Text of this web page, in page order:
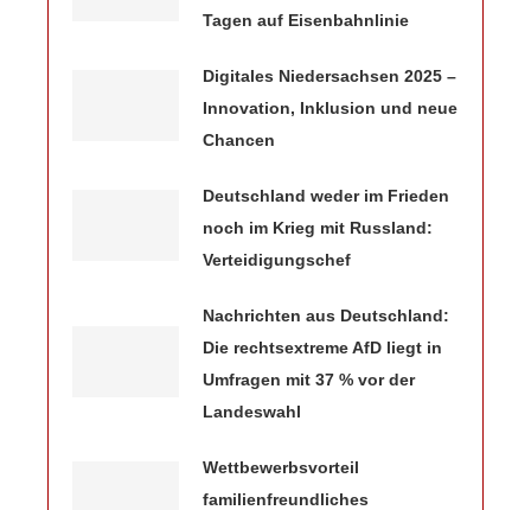
Tagen auf Eisenbahnlinie
Digitales Niedersachsen 2025 –
Innovation, Inklusion und neue
Chancen
Deutschland weder im Frieden
noch im Krieg mit Russland:
Verteidigungschef
Nachrichten aus Deutschland:
Die rechtsextreme AfD liegt in
Umfragen mit 37 % vor der
Landeswahl
Wettbewerbsvorteil
familienfreundliches